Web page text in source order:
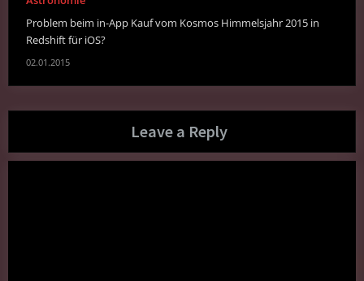
Problem beim in-App Kauf vom Kosmos Himmelsjahr 2015 in
Redshift für iOS?
02.01.2015
Leave a Reply